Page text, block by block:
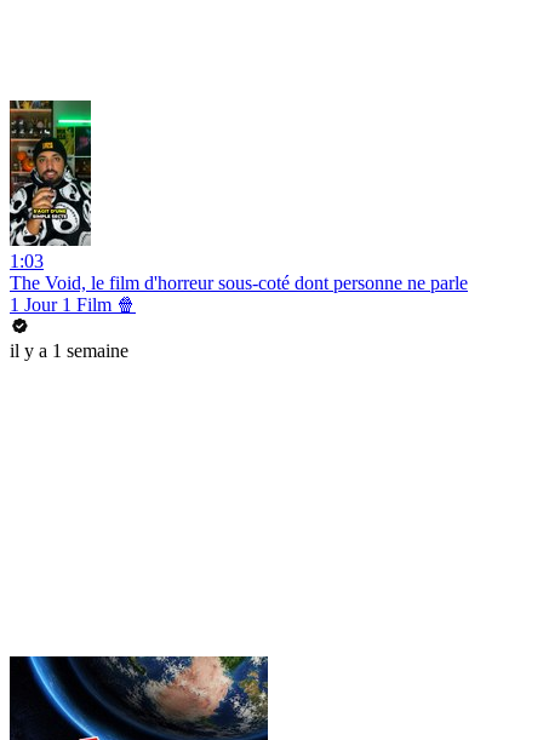
1:03
The Void, le film d'horreur sous-coté dont personne ne parle
1 Jour 1 Film 🍿
il y a 1 semaine